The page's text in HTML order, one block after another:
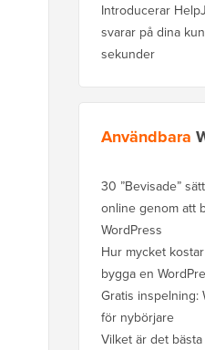
Introducerar
svarar på dina
sekunder
Användbara
30 ”Bevisade”
online genom att
WordPress
Hur mycket
bygga en
Gratis inspelning:
för nybörjare
Vilket är det